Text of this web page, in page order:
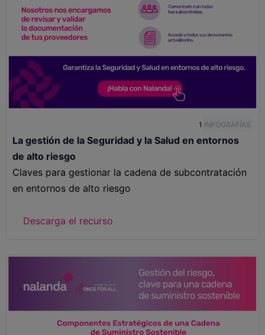
1 INFOGRAFÍAS
La gestión de la Seguridad y la Salud en entornos
de alto riesgo
Claves para gestionar la cadena de subcontratación
en entornos de alto riesgo
Descarga el recurso